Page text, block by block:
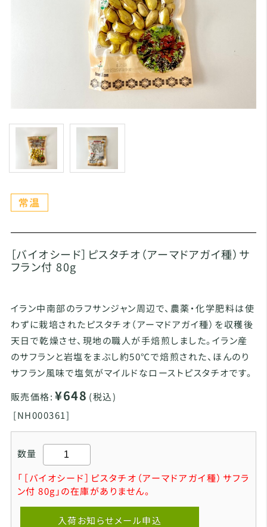
［バイオシード］ピスタチオ（アーマドアガイ種）サ
フラン付 80g
イラン中南部のラフサンジャン周辺で、農薬・化学肥料は使
わずに栽培されたピスタチオ（アーマドアガイ種）を収穫後
天日で乾燥させ、現地の職人が手焙煎しました。イラン産
のサフランと岩塩をまぶし約50℃で焙煎された、ほんのり
サフラン風味で塩気がマイルドなローストピスタチオです。
販売価格: ¥648 (税込)
[NH000361]
数量
「［バイオシード］ピスタチオ（アーマドアガイ種）サフラ
ン付 80g」の在庫がありません。
入荷お知らせメール申込